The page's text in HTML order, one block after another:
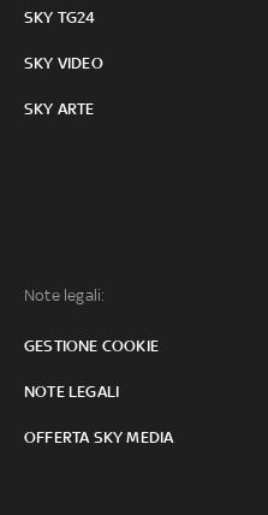
SKY TG24
SKY VIDEO
SKY ARTE
Note legali:
GESTIONE COOKIE
NOTE LEGALI
OFFERTA SKY MEDIA